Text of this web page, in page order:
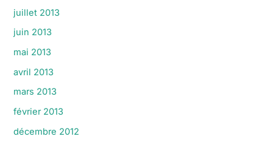
juillet 2013
juin 2013
mai 2013
avril 2013
mars 2013
février 2013
décembre 2012